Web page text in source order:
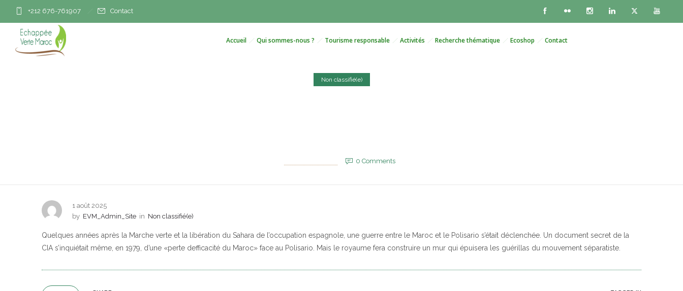
+212 676-761907 Contact
Accueil Qui sommes-nous ? Tourisme responsable Activités Recherche thématique Ecoshop Contact
Non classifié(e)
0 Comments
1 août 2025
by EVM_Admin_Site in Non classifié(e)
Quelques années après la Marche verte et la libération du Sahara de l’occupation espagnole, une guerre entre le Maroc et le Polisario s’était déclenchée. Un document secret de la
CIA s’inquiétait même, en 1979, d’une «perte defficacité du Maroc» face au Polisario. Mais le royaume fera construire un mur qui épuisera les guérillas du mouvement séparatiste.